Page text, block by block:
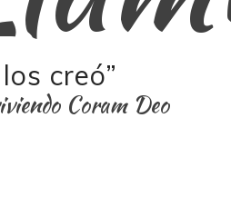
Coram Deo
creó”